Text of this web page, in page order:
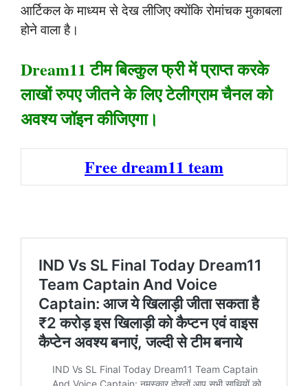
आर्टिकल के माध्यम से देख लीजिए क्योंकि रोमांचक मुकाबला
होने वाला है।
Dream11 टीम बिल्कुल फ्री में प्राप्त करके
लाखों रुपए जीतने के लिए टेलीग्राम चैनल को
अवश्य जॉइन कीजिएगा।
Free dream11 team